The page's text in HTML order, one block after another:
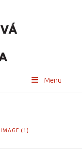
Menu
IMAGE (1)